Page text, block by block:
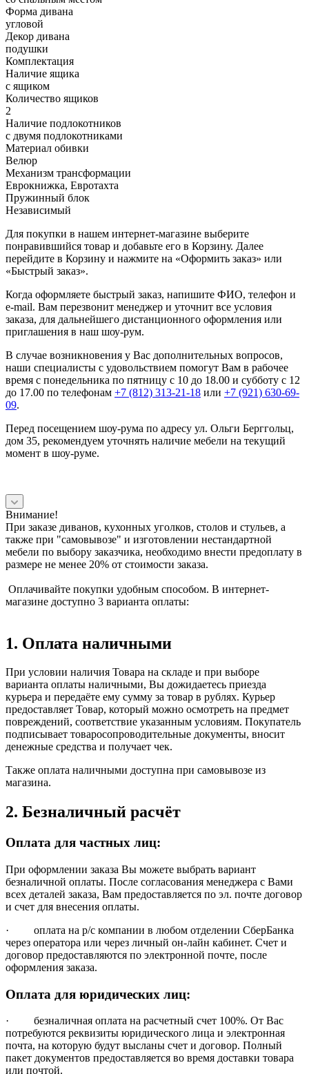
Форма дивана
угловой
Декор дивана
подушки
Комплектация
Наличие ящика
с ящиком
Количество ящиков
2
Наличие подлокотников
с двумя подлокотниками
Материал обивки
Велюр
Механизм трансформации
Еврокнижка, Евротахта
Пружинный блок
Независимый
Для покупки в нашем интернет-магазине выберите
понравившийся товар и добавьте его в Корзину. Далее
перейдите в Корзину и нажмите на «Оформить заказ» или
«Быстрый заказ».
Когда оформляете быстрый заказ, напишите ФИО, телефон и
e-mail. Вам перезвонит менеджер и уточнит все условия
заказа, для дальнейшего дистанционного оформления или
приглашения в наш шоу-рум.
В случае возникновения у Вас дополнительных вопросов,
наши специалисты с удовольствием помогут Вам в рабочее
время с понедельника по пятницу с 10 до 18.00 и субботу с 12
до 17.00 по телефонам +7 (812) 313-21-18 или +7 (921) 630-69-
09.
Перед посещением шоу-рума по адресу ул. Ольги Берггольц,
дом 35, рекомендуем уточнять наличие мебели на текущий
момент в шоу-руме.
Внимание!
При заказе диванов, кухонных уголков, столов и стульев, а
также при "самовывозе" и изготовлении нестандартной
мебели по выбору заказчика, необходимо внести предоплату в
размере не менее 20% от стоимости заказа.
Оплачивайте покупки удобным способом. В интернет-
магазине доступно 3 варианта оплаты:
1. Оплата наличными
При условии наличия Товара на складе и при выборе
варианта оплаты наличными, Вы дожидаетесь приезда
курьера и передаёте ему сумму за товар в рублях. Курьер
предоставляет Товар, который можно осмотреть на предмет
повреждений, соответствие указанным условиям. Покупатель
подписывает товаросопроводительные документы, вносит
денежные средства и получает чек.
Также оплата наличными доступна при самовывозе из
магазина.
2. Безналичный расчёт
Оплата для частных лиц:
При оформлении заказа Вы можете выбрать вариант
безналичной оплаты. После согласования менеджера с Вами
всех деталей заказа, Вам предоставляется по эл. почте договор
и счет для внесения оплаты.
· оплата на р/с компании в любом отделении СберБанка
через оператора или через личный он-лайн кабинет. Счет и
договор предоставляются по электронной почте, после
оформления заказа.
Оплата для юридических лиц:
· безналичная оплата на расчетный счет 100%. От Вас
потребуются реквизиты юридического лица и электронная
почта, на которую будут высланы счет и договор. Полный
пакет документов предоставляется во время доставки товара
или почтой.